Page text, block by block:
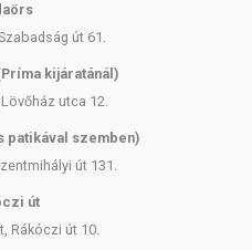
út 61.
kijáratánál)
utca 12.
patikával szemben)
út 131.
út
Rákóczi út 10.